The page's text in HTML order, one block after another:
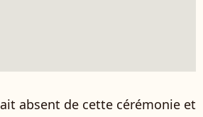
absent de cette cérémonie et